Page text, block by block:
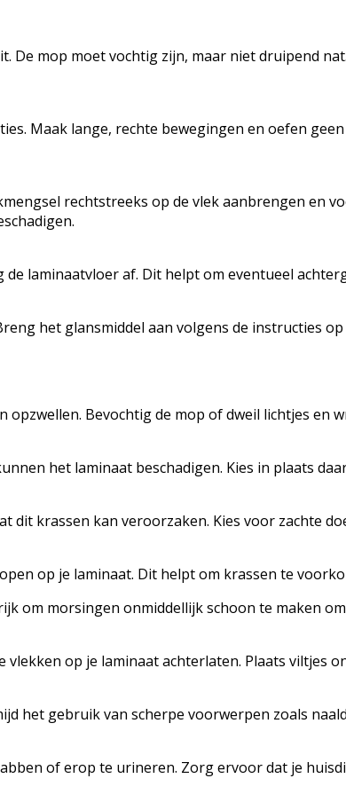
mop moet vochtig zijn, maar niet druipend
Maak lange, rechte bewegingen en oefen
rechtstreeks op de vlek aanbrengen en
laminaatvloer af. Dit helpt om eventueel
het glansmiddel aan volgens de instructies
Bevochtig de mop of dweil lichtjes en
het laminaat beschadigen. Kies in plaats
krassen kan veroorzaken. Kies voor zachte
op je laminaat. Dit helpt om krassen te
om morsingen onmiddellijk schoon te maken
op je laminaat achterlaten. Plaats viltjes
het gebruik van scherpe voorwerpen zoals
of erop te urineren. Zorg ervoor dat je